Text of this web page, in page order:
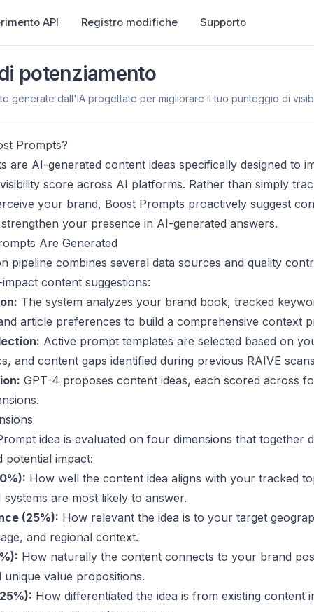
API Registro modifiche Supporto
potenziamento
generate dall'IA progettate per migliorare il tuo punteggio di
Prompts?
are AI-generated content ideas specifically designed to
score across AI platforms. Rather than simply
your brand, Boost Prompts proactively suggest
your presence in AI-generated answers.
Are Generated
pipeline combines several data sources and quality
content suggestions:
The system analyzes your brand book, tracked
article preferences to build a comprehensive context
Active prompt templates are selected based on
and content gaps identified during previous RAIVE
GPT-4 proposes content ideas, each scored across
idea is evaluated on four dimensions that together
potential impact:
How well the content idea aligns with your tracked
systems are most likely to answer.
(25%): How relevant the idea is to your target
and regional context.
How naturally the content connects to your brand
unique value propositions.
How differentiated the idea is from existing content